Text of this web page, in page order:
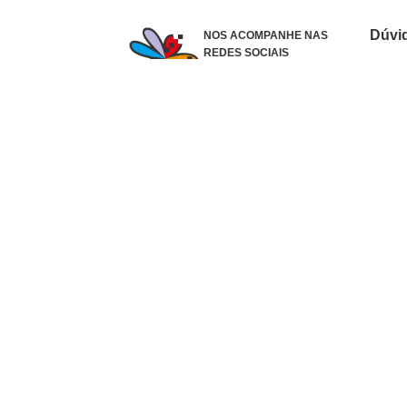
NOS ACOMPANHE NAS
REDES SOCIAIS